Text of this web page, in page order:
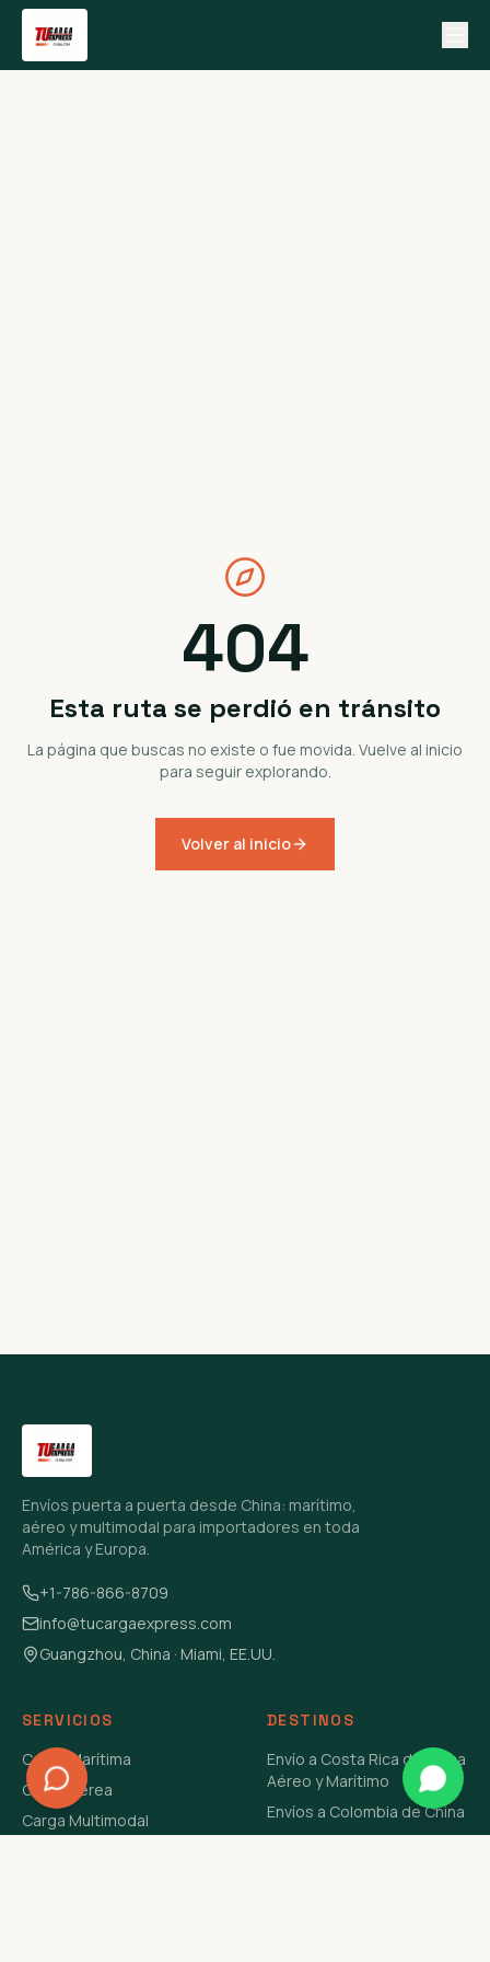
404
Esta ruta se perdió en tránsito
La página que buscas no existe o fue movida. Vuelve al inicio
para seguir explorando.
Volver al inicio
Envíos puerta a puerta desde China: marítimo,
aéreo y multimodal para importadores en toda
América y Europa.
+1-786-866-8709
info@tucargaexpress.com
Guangzhou, China · Miami, EE.UU.
SERVICIOS
Carga Marítima
Carga Aérea
Carga Multimodal
DESTINOS
Envío a Costa Rica de China
Aéreo y Marítimo
Envíos a Colombia de China